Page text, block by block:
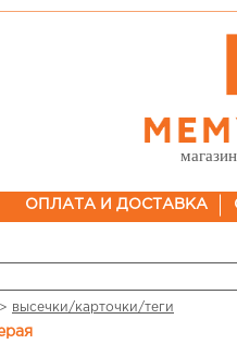
ОПЛАТА И ДОСТАВКА
> высечки/карточки/теги